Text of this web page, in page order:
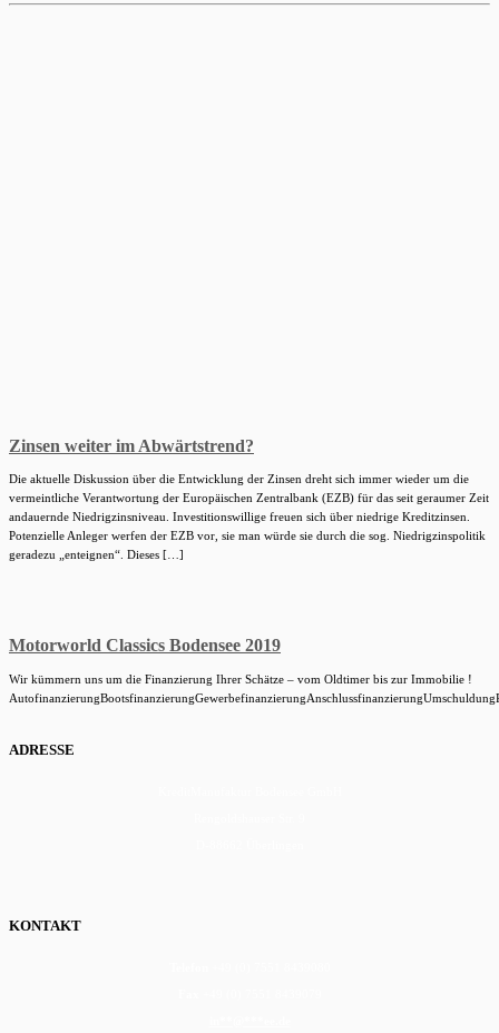
Zinsen weiter im Abwärtstrend?
Die aktuelle Diskussion über die Entwicklung der Zinsen dreht sich immer wieder um die
vermeintliche Verantwortung der Europäischen Zentralbank (EZB) für das seit geraumer Zeit
andauernde Niedrigzinsniveau. Investitionswillige freuen sich über niedrige Kreditzinsen.
Potenzielle Anleger werfen der EZB vor, sie man würde sie durch die sog. Niedrigzinspolitik
geradezu „enteignen“. Dieses […]
Motorworld Classics Bodensee 2019
Wir kümmern uns um die Finanzierung Ihrer Schätze – vom Oldtimer bis zur Immobilie !
ADRESSE
KONTAKT